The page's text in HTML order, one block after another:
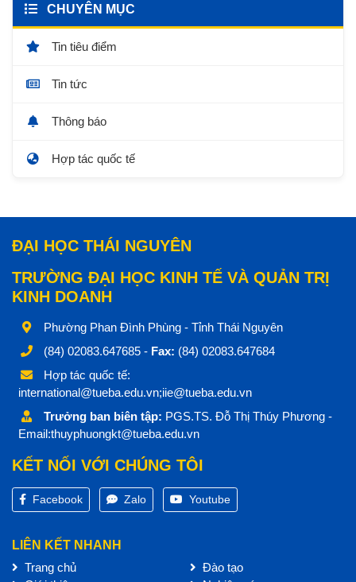
CHUYÊN MỤC
Tin tiêu điểm
Tin tức
Thông báo
Hợp tác quốc tế
ĐẠI HỌC THÁI NGUYÊN
TRƯỜNG ĐẠI HỌC KINH TẾ VÀ QUẢN TRỊ
KINH DOANH
Phường Phan Đình Phùng - Tỉnh Thái Nguyên
(84) 02083.647685 - Fax: (84) 02083.647684
Hợp tác quốc tế:
international@tueba.edu.vn;iie@tueba.edu.vn
Trưởng ban biên tập: PGS.TS. Đỗ Thị Thúy Phương -
Email:thuyphuongkt@tueba.edu.vn
KẾT NỐI VỚI CHÚNG TÔI
Facebook Zalo Youtube
LIÊN KẾT NHANH
Trang chủ
Đào tạo